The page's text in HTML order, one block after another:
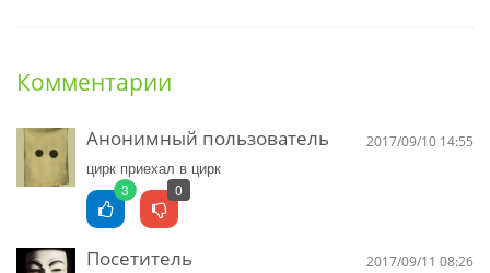
Комментарии
Анонимный пользователь 2017/09/10 14:55
цирк приехал в цирк
3 0
Посетитель 2017/09/11 08:26